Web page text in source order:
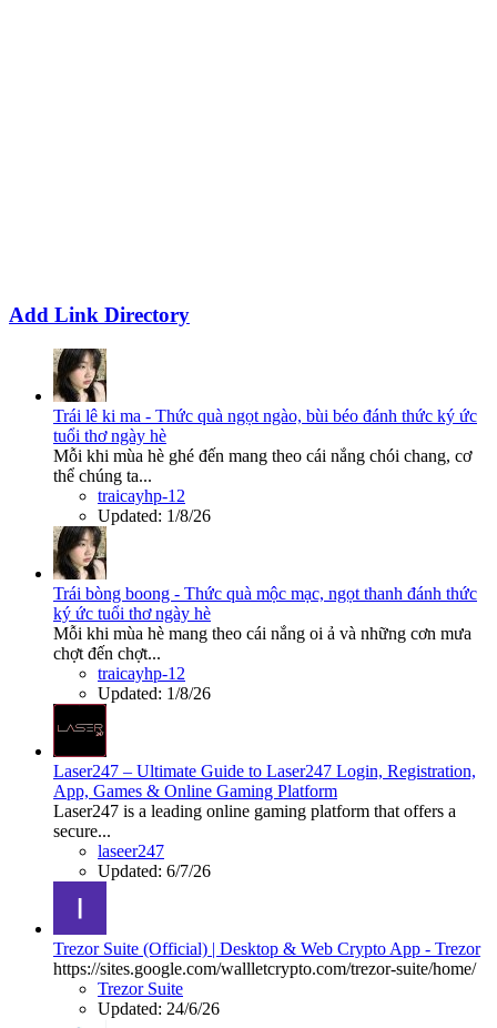
Add Link Directory
Trái lê ki ma - Thức quà ngọt ngào, bùi béo đánh thức ký ức
tuổi thơ ngày hè
Mỗi khi mùa hè ghé đến mang theo cái nắng chói chang, cơ
thể chúng ta...
traicayhp-12
Updated: 1/8/26
Trái bòng boong - Thức quà mộc mạc, ngọt thanh đánh thức
ký ức tuổi thơ ngày hè
Mỗi khi mùa hè mang theo cái nắng oi ả và những cơn mưa
chợt đến chợt...
traicayhp-12
Updated: 1/8/26
Laser247 – Ultimate Guide to Laser247 Login, Registration,
App, Games & Online Gaming Platform
Laser247 is a leading online gaming platform that offers a
secure...
laseer247
Updated: 6/7/26
Trezor Suite (Official) | Desktop & Web Crypto App - Trezor
https://sites.google.com/wallletcrypto.com/trezor-suite/home/
Trezor Suite
Updated: 24/6/26